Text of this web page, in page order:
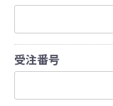
受注番号